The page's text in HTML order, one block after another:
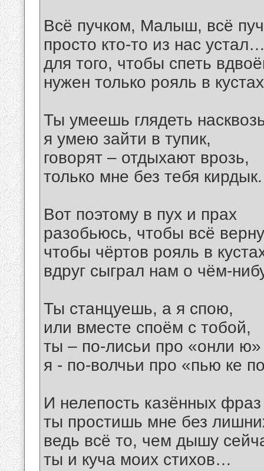
Всё пучком, Малыш, всё
просто кто-то из нас
для того, чтобы спеть
нужен только рояль в
Ты умеешь глядеть
я умею зайти в тупик,
говорят – отдыхают врозь,
только мне без тебя кирдык.
Вот поэтому в пух и прах
разобьюсь, чтобы всё
чтобы чёртов рояль в
вдруг сыграл нам о чём-
Ты станцуешь, а я спою,
или вместе споём с тобой,
ты – по-лисьи про «онли ю»
я - по-волчьи про «пью ке
И нелепость казённых фраз
ты простишь мне без
ведь всё то, чем дышу
ты и куча моих стихов…